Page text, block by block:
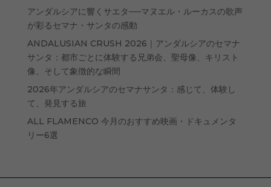
アンダルシアに響くサエタ──マヌエル・ルーカスの歌声
が彩るセマナ・サンタの感動
ANDALUSIAN CRUSH 2026｜アンダルシアのセマナ
サンタ：都市ごとに体験する兄弟会、聖母像、キリスト
像、そして象徴的な瞬間
2026年アンダルシアのセマナサンタ：感じて、体験し
て、発見する旅
ALL FLAMENCO 今月のおすすめ映画・ドキュメンタ
リー6選